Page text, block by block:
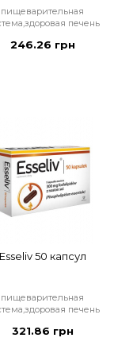
пищеварительная
печень
246.26 грн
Esseliv 50 капсул
пищеварительная
печень
321.86 грн